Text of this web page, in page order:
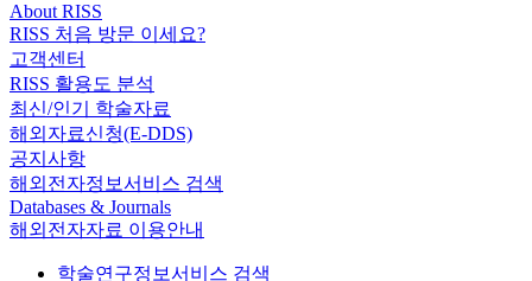
About RISS
RISS 처음 방문 이세요?
고객센터
RISS 활용도 분석
최신/인기 학술자료
해외자료신청(E-DDS)
공지사항
해외전자정보서비스 검색
Databases & Journals
해외전자자료 이용안내
학술연구정보서비스 검색